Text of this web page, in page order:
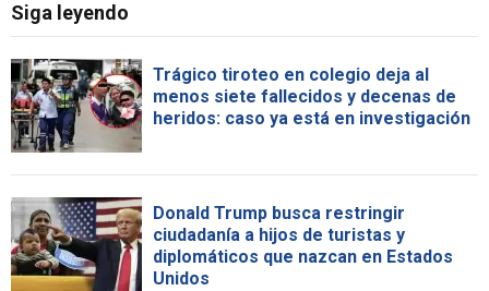
Siga leyendo
Trágico tiroteo en colegio deja al
menos siete fallecidos y decenas de
heridos: caso ya está en investigación
Donald Trump busca restringir
ciudadanía a hijos de turistas y
diplomáticos que nazcan en Estados
Unidos